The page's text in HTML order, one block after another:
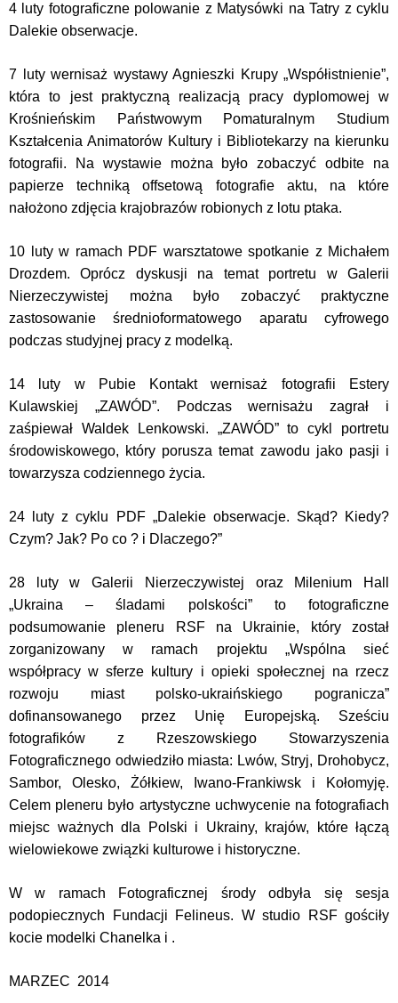
4 luty fotograficzne polowanie z Matysówki na Tatry z cyklu
Dalekie obserwacje.
7 luty wernisaż wystawy Agnieszki Krupy „Współistnienie”,
która to jestpraktyczną realizacją pracy dyplomowej w
Krośnieńskim Państwowym Pomaturalnym Studium
Kształcenia Animatorów Kultury i Bibliotekarzy na kierunku
fotografii. Na wystawie można było zobaczyć odbite na
papierze techniką offsetową fotografie aktu, na które
nałożono zdjęcia krajobrazów robionych z lotu ptaka.
10 luty w ramach PDF warsztatowe spotkanie z Michałem
Drozdem. Oprócz dyskusji na temat portretu w Galerii
Nierzeczywistej można było zobaczyć praktyczne
zastosowanie średnioformatowego aparatu cyfrowego
podczas studyjnej pracy z modelką.
14 luty w Pubie Kontakt wernisaż fotografii Estery
Kulawskiej „ZAWÓD”. Podczas wernisażu zagrał i
zaśpiewał Waldek Lenkowski. „ZAWÓD” to cykl portretu
środowiskowego, który porusza temat zawodu jako pasji i
towarzysza codziennego życia.
24 luty z cyklu PDF „Dalekie obserwacje. Skąd? Kiedy?
Czym? Jak? Po co ? i Dlaczego?”
28 luty w Galerii Nierzeczywistej oraz Milenium Hall
„Ukraina – śladami polskości” to fotograficzne
podsumowanie pleneru RSF na Ukrainie, który został
zorganizowany w ramach projektu „Wspólna sieć
współpracy w sferze kultury i opieki społecznej na rzecz
rozwoju miast polsko-ukraińskiego pogranicza”
dofinansowanego przez Unię Europejską. Sześciu
fotografików z Rzeszowskiego Stowarzyszenia
Fotograficznego odwiedziło miasta: Lwów, Stryj, Drohobycz,
Sambor, Olesko, Żółkiew, Iwano-Frankiwsk i Kołomyję.
Celem pleneru było artystyczne uchwycenie na fotografiach
miejsc ważnych dla Polski i Ukrainy, krajów, które łączą
wielowiekowe związki kulturowe i historyczne.
W w ramach Fotograficznej środy odbyła się sesja
podopiecznych Fundacji Felineus. W studio RSF gościły
kocie modelki Chanelka i .
MARZEC 2014